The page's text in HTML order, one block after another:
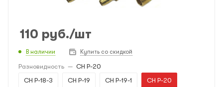
110 руб./шт
В наличии Купить со скидкой
Разновидность — CH P-20
CH P-18-3
CH P-19 CH P-19-1 CH P-20